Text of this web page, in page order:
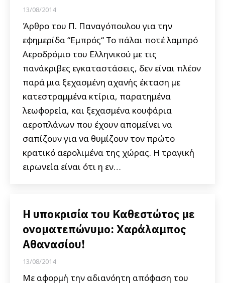
13/08/2014
Άρθρο του Π. Παναγόπουλου για την
εφημερίδα “Εμπρός“ Το πάλαι ποτέ λαμπρό
Αεροδρόμιο του Ελληνικού με τις
πανάκριβες εγκαταστάσεις, δεν είναι πλέον
παρά μια ξεχασμένη αχανής έκταση με
κατεστραμμένα κτίρια, παρατημένα
λεωφορεία, και ξεχασμένα κουφάρια
αεροπλάνων που έχουν απομείνει να
σαπίζουν για να θυμίζουν τον πρώτο
κρατικό αερολιμένα της χώρας. Η τραγική
ειρωνεία είναι ότι η εν…
Η υποκρισία του Καθεστώτος με
ονοματεπώνυμο: Χαράλαμπος
Αθανασίου!
13/08/2014
Με αφορμή την αδιανόητη απόφαση του